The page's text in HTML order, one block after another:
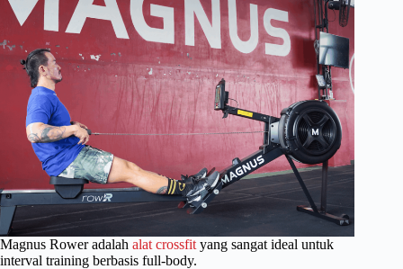
Magnus Rower adalah alat crossfit yang sangat ideal untuk
interval training berbasis full-body.